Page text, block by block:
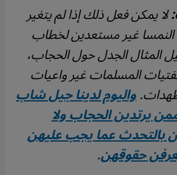
لا يمكن فعل ذلك إذا لم يتغير
غير مستعدين لخطاب
المثال الجدل حول الحجاب،
المسلمات غير واعيات
واليوم لدينا جيل شاب
يرتدين الحجاب ولا
بالتحدث عما يجب عليهن
حقوقهن.